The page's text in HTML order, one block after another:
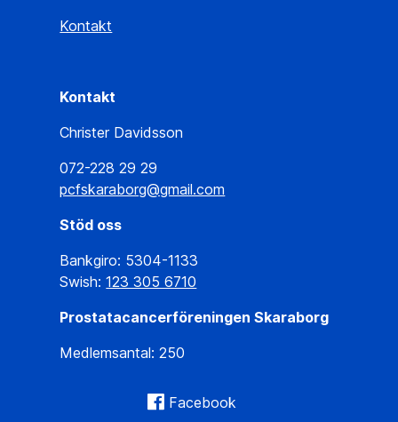
Kontakt
Kontakt
Christer Davidsson
072-228 29 29
pcfskaraborg@gmail.com
Stöd oss
Bankgiro: 5304-1133
Swish:123 305 6710
Prostatacancerföreningen Skaraborg
Medlemsantal: 250
Facebook